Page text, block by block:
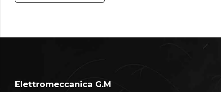
Elettromeccanica G.M